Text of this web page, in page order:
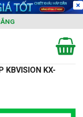
KBVISION KX-